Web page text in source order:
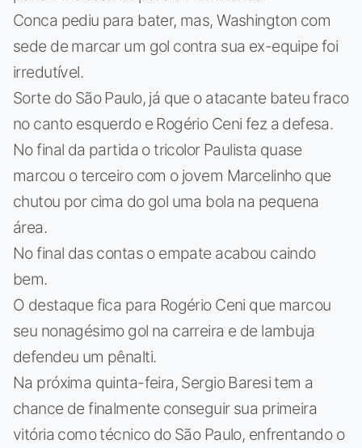
Conca pediu para bater, mas, Washington com
sede de marcar um gol contra sua ex-equipe foi
irredutível.
Sorte do São Paulo, já que o atacante bateu fraco
no canto esquerdo e Rogério Ceni fez a defesa.
No final da partida o tricolor Paulista quase
marcou o terceiro com o jovem Marcelinho que
chutou por cima do gol uma bola na pequena
área.
No final das contas o empate acabou caindo
bem.
O destaque fica para Rogério Ceni que marcou
seu nonagésimo gol na carreira e de lambuja
defendeu um pênalti.
Na próxima quinta-feira, Sergio Baresi tem a
chance de finalmente conseguir sua primeira
vitória como técnico do São Paulo, enfrentando o